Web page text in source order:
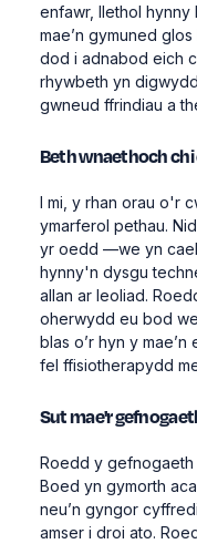
enfawr, llethol
mae’n gymuned
dod i adnabod eich
rhywbeth yn
gwneud ffrindiau a
Beth wnaethoch
I mi, y rhan orau o'r
ymarferol pethau.
yr oedd —we yn
hynny'n dysgu
allan ar leoliad.
oherwydd eu bod
blas o’r hyn y
fel ffisiotherapydd
Sut mae'r
Roedd y gefnogaeth
Boed yn gymorth
neu’n gyngor
amser i droi ato.